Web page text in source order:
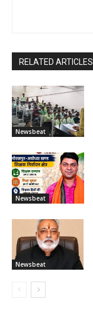
RELATED ARTICLES
Newsbeat
Newsbeat
Newsbeat